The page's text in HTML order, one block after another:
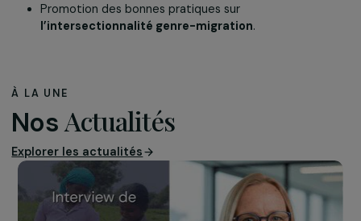
UniR : Universités & Réfugié.e.s–(France)
demandeuses d’asile à travers un programme de
mentorat
pour faciliter la
l’apprentissage du français.
Amélioration del’accès à l’enseignement
et aumarché de l’emploi.
Promotion des bonnes pratiques sur
l’intersectionnalité genre-migration
.